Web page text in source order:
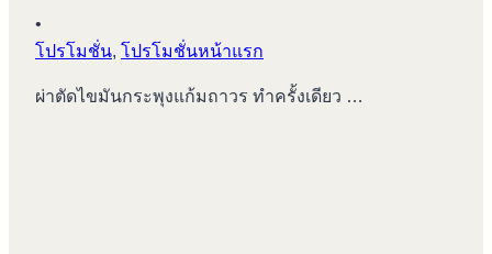
•
โปรโมชั่น, โปรโมชั่นหน้าแรก
ผ่าตัดไขมันกระพุงแก้มถาวร ทำครั้งเดียว …